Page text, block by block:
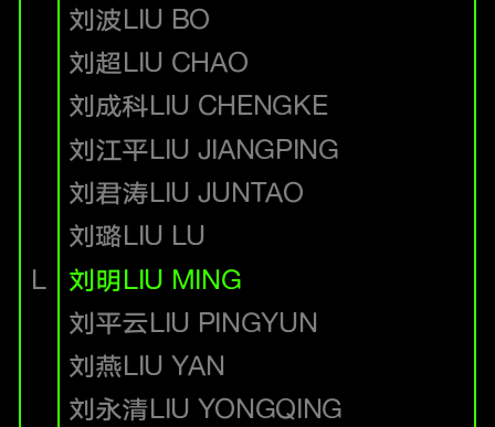
刘波LIU BO
刘超LIU CHAO
刘成科LIU CHENGKE
刘江平LIU JIANGPING
刘君涛LIU JUNTAO
刘璐LIU LU
L
刘明LIU MING
刘平云LIU PINGYUN
刘燕LIU YAN
刘永清LIU YONGQING